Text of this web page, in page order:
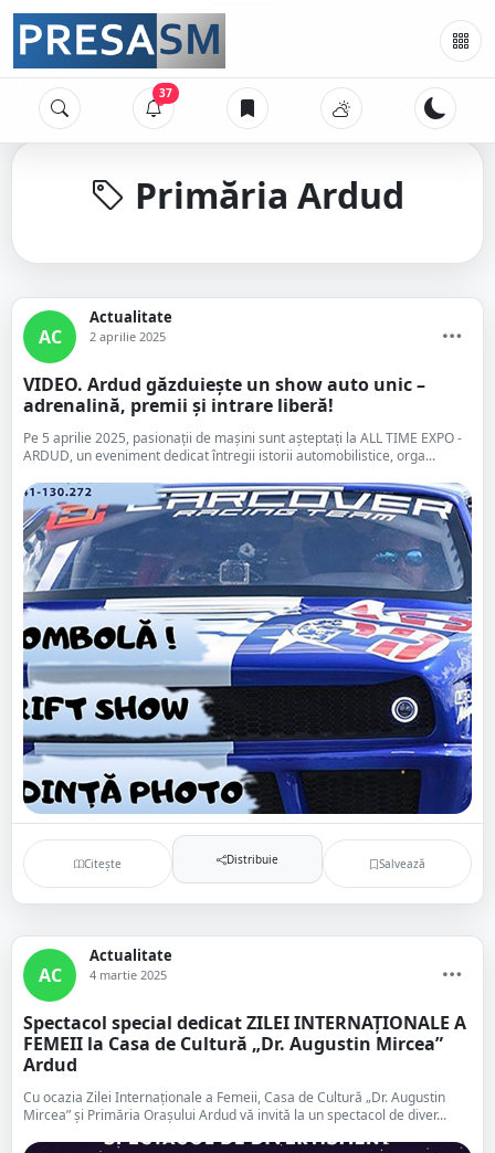
37
Primăria Ardud
AC
Actualitate
2 aprilie 2025
VIDEO. Ardud găzduiește un show auto unic –
adrenalină, premii și intrare liberă!
Pe 5 aprilie 2025, pasionații de mașini sunt așteptați la ALL TIME EXPO -
ARDUD, un eveniment dedicat întregii istorii automobilistice, orga...
Citește Distribuie Salvează
AC
Actualitate
4 martie 2025
Spectacol special dedicat ZILEI INTERNAȚIONALE A
FEMEII la Casa de Cultură „Dr. Augustin Mircea”
Ardud
Cu ocazia Zilei Internaționale a Femeii, Casa de Cultură „Dr. Augustin
Mircea” și Primăria Orașului Ardud vă invită la un spectacol de diver...